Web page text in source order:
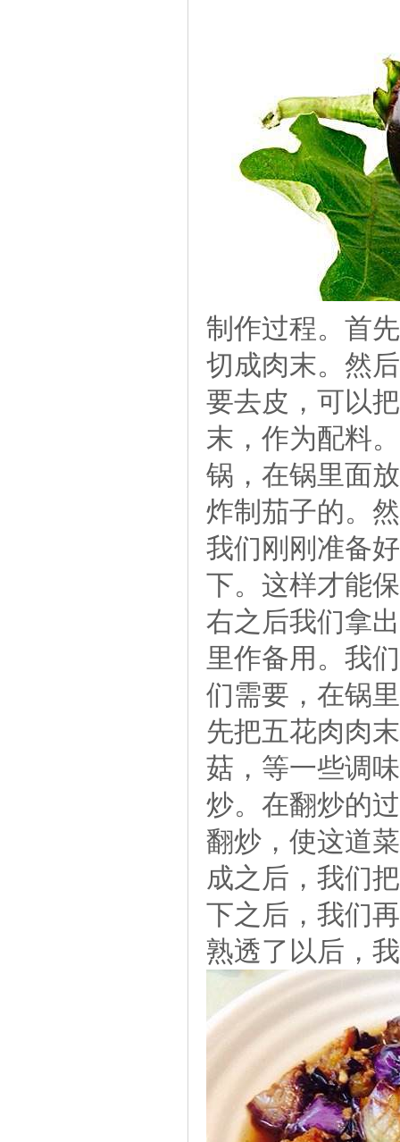
制作过程。首
切成肉末。然
要去皮，可以
末，作为配料
锅，在锅里面
炸制茄子的。
我们刚刚准备
下。这样才能
右之后我们拿
里作备用。我
们需要，在锅
先把五花肉肉
菇，等一些调
炒。在翻炒的
翻炒，使这道
成之后，我们
下之后，我们
熟透了以后，